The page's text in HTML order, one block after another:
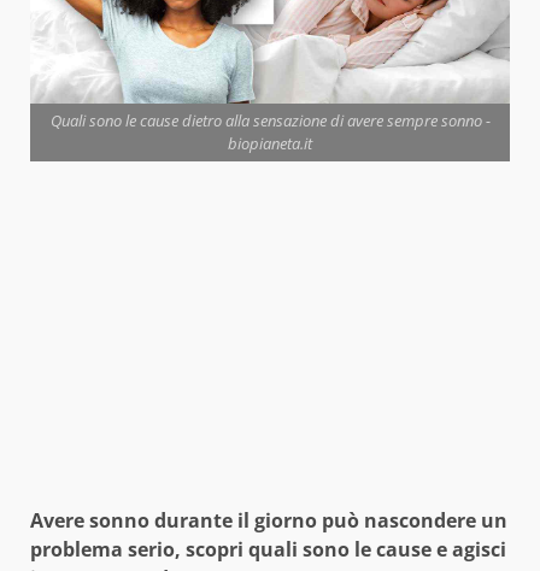
Quali sono le cause dietro alla sensazione di avere sempre sonno -
biopianeta.it
Avere sonno durante il giorno può nascondere un
problema serio, scopri quali sono le cause e agisci